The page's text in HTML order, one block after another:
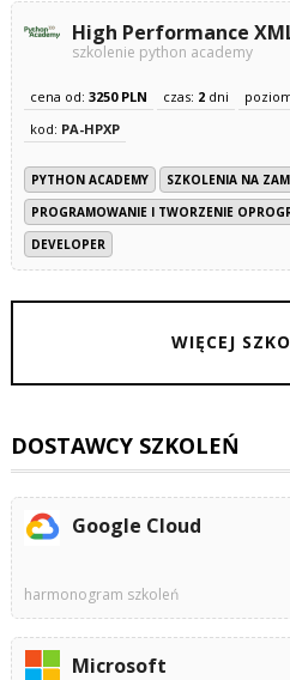
High Performance
szkolenie python academy
cena od: 3250 PLN czas: 2dni
kod: PA-HPXP
PYTHON ACADEMY
SZKOLENIA NA
PROGRAMOWANIE I TWORZENIE
DEVELOPER
WIĘCEJ
DOSTAWCY SZKOLEŃ
Google Cloud
harmonogram szkoleń
Microsoft